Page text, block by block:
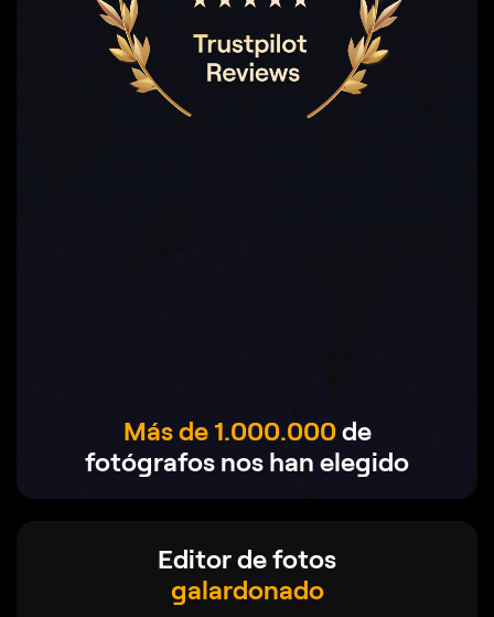
Más de 1.000.000de
fotógrafos nos han elegido
Editor de fotos
galardonado